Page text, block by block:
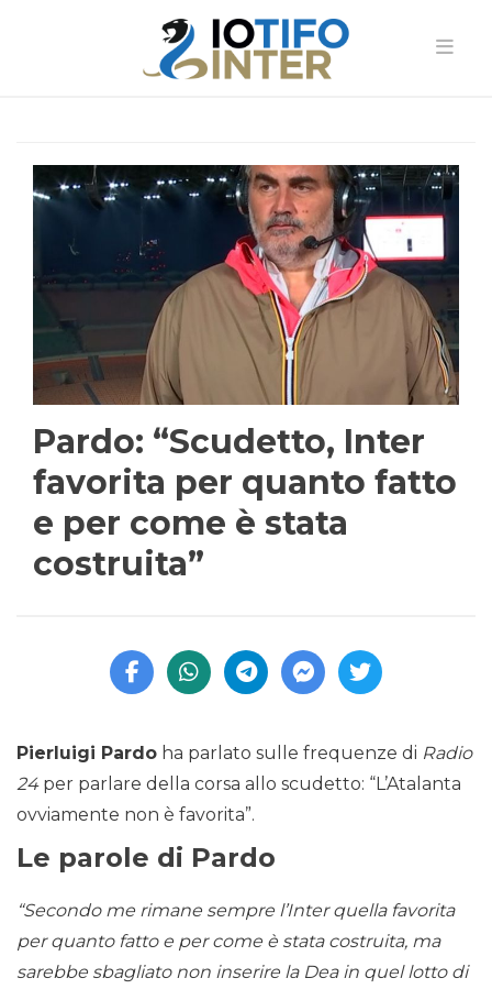
Pardo: “Scudetto, Inter
favorita per quanto fatto
e per come è stata
costruita”
Pierluigi Pardo ha parlato sulle frequenze di Radio
24per parlare della corsa allo scudetto: “L’Atalanta
ovviamente non è favorita”.
Le parole di Pardo
“Secondo me rimane sempre l’Inter quella favorita
per quanto fatto e per come è stata costruita, ma
sarebbe sbagliato non inserire la Dea in quel lotto di